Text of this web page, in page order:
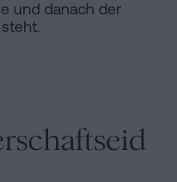
und danach der